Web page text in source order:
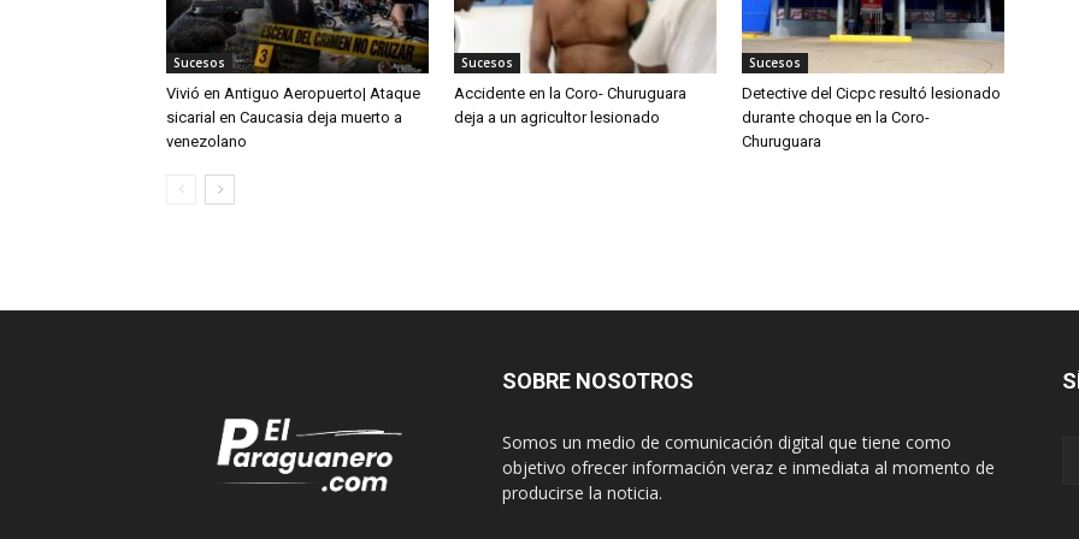
Sucesos
Vivió en Antiguo Aeropuerto| Ataque
sicarial en Caucasia deja muerto a
venezolano
Sucesos
Accidente en la Coro- Churuguara
deja a un agricultor lesionado
Sucesos
Detective del Cicpc resultó lesionado
durante choque en la Coro-
Churuguara
SOBRE NOSOTROS
Somos un medio de comunicación digital que tiene como
objetivo ofrecer información veraz e inmediata al momento de
producirse la noticia.